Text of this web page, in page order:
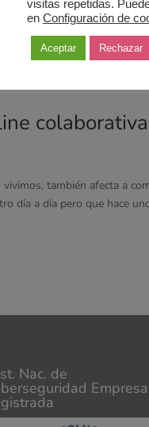
de Trabajo para
Club Cámara de la
colaborativa
también afecta a
día a día pero que hace
Nac. de
Empresa
visitas repetidas.
en Configuración de
Aceptar Rechazar